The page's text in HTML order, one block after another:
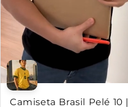
Camiseta Brasil Pelé 10 |